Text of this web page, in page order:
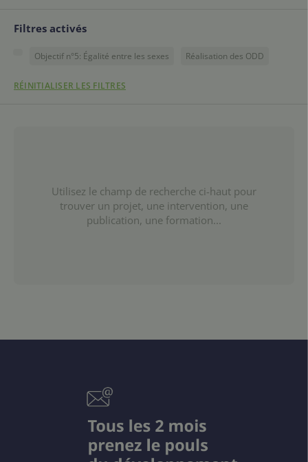
Filtres activés
Objectif n°5: Égalité entre les sexes Réalisation des ODD
RÉINITIALISER LES FILTRES
Utilisez le champ de recherche ci-haut pour
trouver un projet, une intervention, une
publication, une formation...